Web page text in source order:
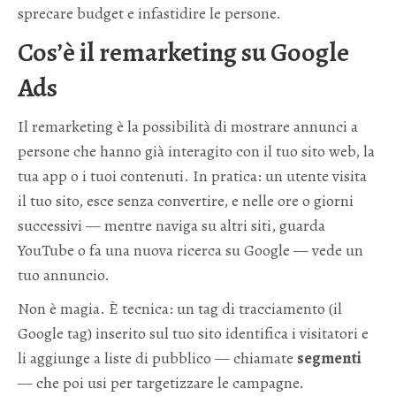
sprecare budget e infastidire le persone.
Cos’è il remarketing su Google
Ads
Il remarketing è la possibilità di mostrare annunci a
persone che hanno già interagito con il tuo sito web, la
tua app o i tuoi contenuti. In pratica: un utente visita
il tuo sito, esce senza convertire, e nelle ore o giorni
successivi — mentre naviga su altri siti, guarda
YouTube o fa una nuova ricerca su Google — vede un
tuo annuncio.
Non è magia. È tecnica: un tag di tracciamento (il
Google tag) inserito sul tuo sito identifica i visitatori e
li aggiunge a liste di pubblico — chiamate segmenti
— che poi usi per targetizzare le campagne.